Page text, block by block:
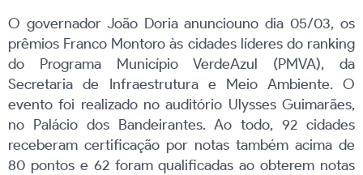
O governador João Doria anunciouno dia 05/03, os
prêmios Franco Montoro às cidades líderes do ranking
do Programa Município VerdeAzul (PMVA), da
Secretaria de Infraestrutura e Meio Ambiente. O
evento foi realizado no auditório Ulysses Guimarães,
no Palácio dos Bandeirantes. Ao todo, 92 cidades
receberam certificação por notas também acima de
80 pontos e 62 foram qualificadas ao obterem notas